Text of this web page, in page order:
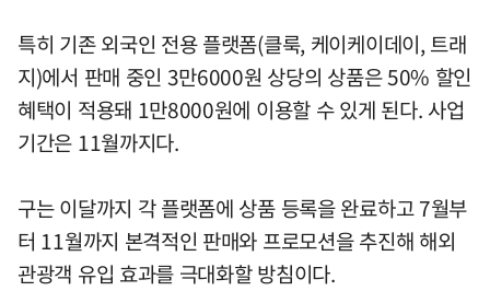
특히 기존 외국인 전용 플랫폼(클룩, 케이케이데이, 트래
지)에서 판매 중인 3만6000원 상당의 상품은 50% 할인
혜택이 적용돼 1만8000원에 이용할 수 있게 된다. 사업
기간은 11월까지다.
구는 이달까지 각 플랫폼에 상품 등록을 완료하고 7월부
터 11월까지 본격적인 판매와 프로모션을 추진해 해외
관광객 유입 효과를 극대화할 방침이다.